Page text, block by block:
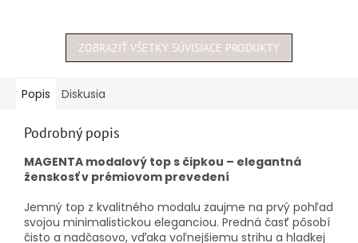
ZOBRAZIŤ VŠETKY SÚVISIACE PRODUKTY
Popis Diskusia
Podrobný popis
MAGENTA modalový top s čipkou – elegantná
ženskosť v prémiovom prevedení
Jemný top z kvalitného modalu zaujme na prvý pohľad
svojou minimalistickou eleganciou. Predná časť pôsobí
čisto a nadčasovo, vďaka voľnejšiemu strihu a hladkej